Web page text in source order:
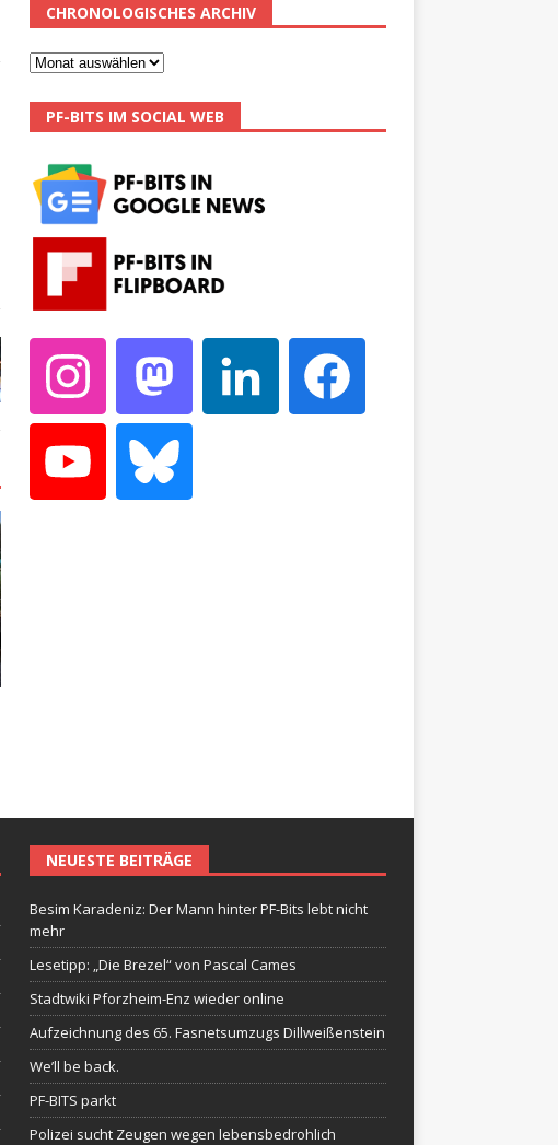
CHRONOLOGISCHES ARCHIV
PF-BITS IM SOCIAL WEB
NEUESTE BEITRÄGE
Besim Karadeniz: Der Mann hinter PF-Bits lebt nicht
mehr
Lesetipp: „Die Brezel“ von Pascal Cames
Stadtwiki Pforzheim-Enz wieder online
Aufzeichnung des 65. Fasnetsumzugs Dillweißenstein
We’ll be back.
PF-BITS parkt
Polizei sucht Zeugen wegen lebensbedrohlich